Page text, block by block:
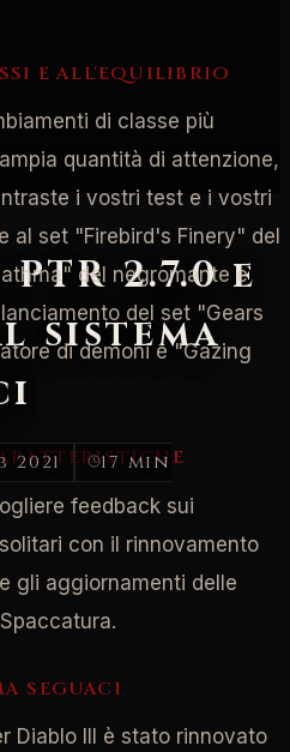
2.7.0 e
sistema
2021
17 min
E ALL'EQUILIBRIO
di classe più
quantità di attenzione,
i vostri test e i vostri
al set "Firebird's Finery" del
del negromante e
del set "Gears
di demoni e "Gazing
feedback sui
con il rinnovamento
gli aggiornamenti delle
SEGUACI
Diablo III è stato rinnovato